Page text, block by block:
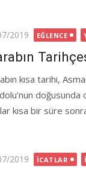
2019 EĞLENCE
kısa tarihi,
doğusunda
kısa bir süre
2019 İCATLAR